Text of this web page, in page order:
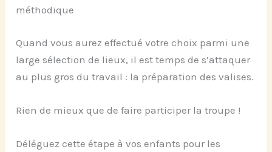
méthodique
Quand vous aurez effectué votre choix parmi une
large sélection de lieux, il est temps de s’attaquer
au plus gros du travail : la préparation des valises.
Rien de mieux que de faire participer la troupe !
Déléguez cette étape à vos enfants pour les